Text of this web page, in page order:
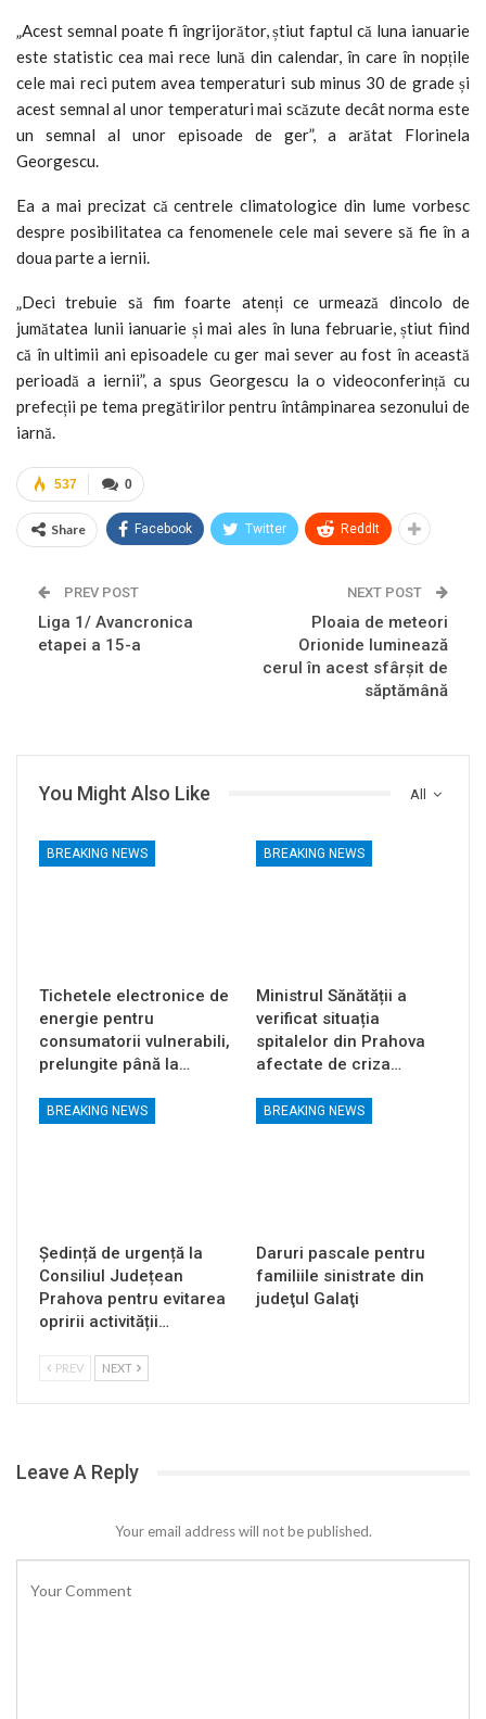
„Acest semnal poate fi îngrijorător, știut faptul că luna ianuarie
este statistic cea mai rece lună din calendar, în care în nopțile
cele mai reci putem avea temperaturi sub minus 30 de grade și
acest semnal al unor temperaturi mai scăzute decât norma este
un semnal al unor episoade de ger”, a arătat Florinela
Georgescu.
Ea a mai precizat că centrele climatologice din lume vorbesc
despre posibilitatea ca fenomenele cele mai severe să fie în a
doua parte a iernii.
„Deci trebuie să fim foarte atenți ce urmează dincolo de
jumătatea lunii ianuarie și mai ales în luna februarie, știut fiind
că în ultimii ani episoadele cu ger mai sever au fost în această
perioadă a iernii”, a spus Georgescu la o videoconferință cu
prefecții pe tema pregătirilor pentru întâmpinarea sezonului de
iarnă.
0
537
Share Facebook Twitter ReddIt
PREV POST
Liga 1/ Avancronica
etapei a 15-a
NEXT POST
Ploaia de meteori
Orionide luminează
cerul în acest sfârșit de
săptămână
All
You Might Also Like
BREAKING NEWS
Tichetele electronice de
energie pentru
consumatorii vulnerabili,
prelungite până la…
BREAKING NEWS
Ministrul Sănătății a
verificat situația
spitalelor din Prahova
afectate de criza…
BREAKING NEWS
Ședință de urgență la
Consiliul Județean
Prahova pentru evitarea
opririi activității…
BREAKING NEWS
Daruri pascale pentru
familiile sinistrate din
judeţul Galaţi
PREV NEXT
Leave A Reply
Your email address will not be published.